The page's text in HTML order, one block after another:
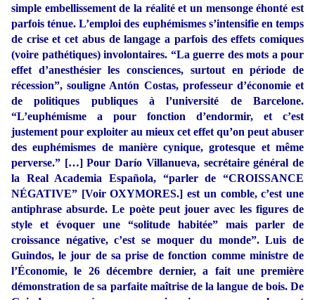
simple embellissement de la réalité et un mensonge éhonté est
parfois ténue. L’emploi des euphémismes s’intensifie en temps
de crise et cet abus de langage a parfois des effets comiques
(voire pathétiques) involontaires. “La guerre des mots a pour
effet d’anesthésier les consciences, surtout en période de
récession”, souligne Antón Costas, professeur d’économie et
de politiques publiques à l’université de Barcelone.
“L’euphémisme a pour fonction d’endormir, et c’est
justement pour exploiter au mieux cet effet qu’on peut abuser
des euphémismes de manière cynique, grotesque et même
perverse.” […] Pour Darío Villanueva, secrétaire général de
la Real Academia Española, “parler de “CROISSANCE
NÉGATIVE” [Voir OXYMORES.] est un comble, c’est une
antiphrase absurde. Le poète peut jouer avec les figures de
style et évoquer une “solitude habitée” mais parler de
croissance négative, c’est se moquer du monde”. Luis de
Guindos, le jour de sa prise de fonction comme ministre de
l’Économie, le 26 décembre dernier, a fait une première
démonstration de sa parfaite maîtrise de la langue de bois. De